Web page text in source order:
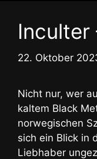
Inculter
22. Oktober
Nicht nur, wer
kaltem Black
norwegischen
sich ein Blick in
Liebhaber